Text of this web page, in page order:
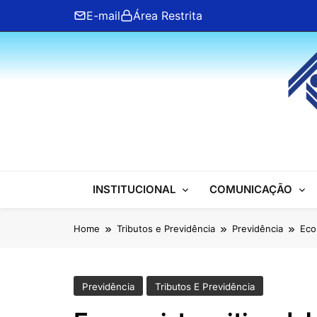
content
E-mail Área Restrita
ANFIP Nacional
INSTITUCIONAL COMUNICAÇÃO
Home Tributos e Previdência Previdência
Previdência Tributos E Previdência